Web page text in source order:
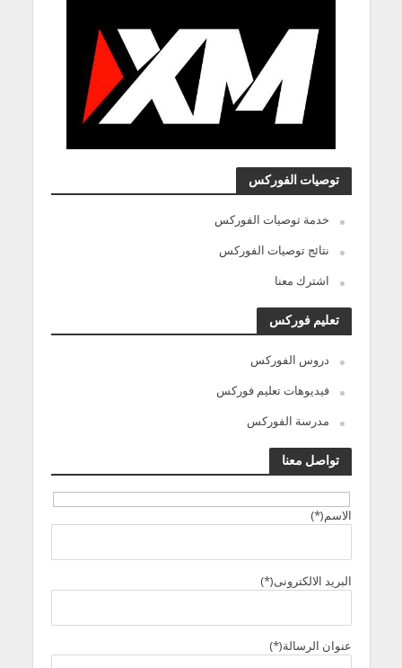
توصيات الفوركس
خدمة توصيات الفوركس
نتائج توصيات الفوركس
اشترك معنا
تعليم فوركس
دروس الفوركس
فيديوهات تعليم فوركس
مدرسة الفوركس
تواصل معنا
الاسم(*)
البريد الالكترونى(*)
عنوان الرسالة(*)